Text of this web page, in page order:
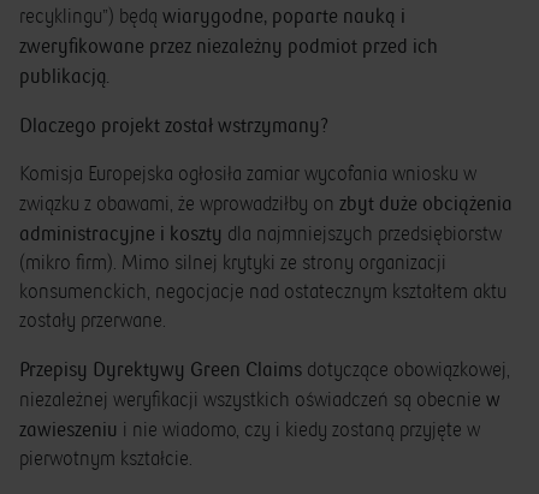
recyklingu”) będą wiarygodne, poparte nauką i
zweryfikowane przez niezależny podmiot przed ich
publikacją.
Dlaczego projekt został wstrzymany?
Komisja Europejska ogłosiła zamiar wycofania wniosku w
związku z obawami, że wprowadziłby on zbyt duże obciążenia
administracyjne i koszty dla najmniejszych przedsiębiorstw
(mikro firm). Mimo silnej krytyki ze strony organizacji
konsumenckich, negocjacje nad ostatecznym kształtem aktu
zostały przerwane.
Przepisy Dyrektywy Green Claims dotyczące obowiązkowej,
niezależnej weryfikacji wszystkich oświadczeń są obecnie w
zawieszeniu i nie wiadomo, czy i kiedy zostaną przyjęte w
pierwotnym kształcie.